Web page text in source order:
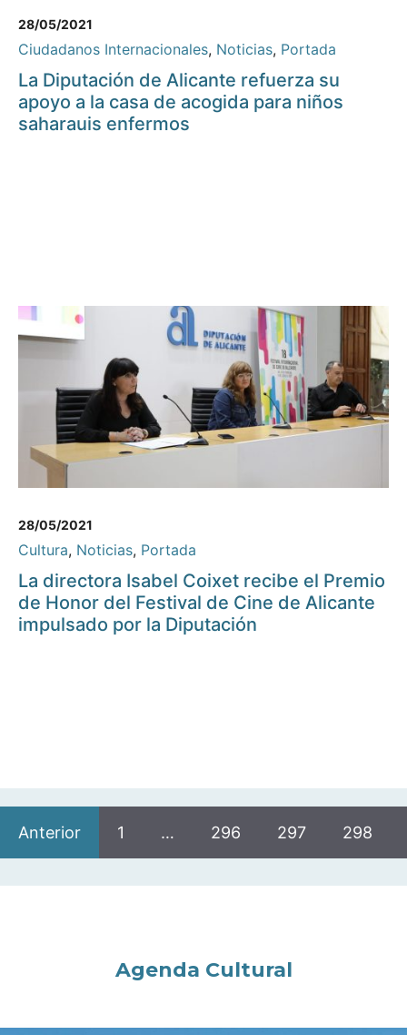
28/05/2021
Ciudadanos Internacionales, Noticias, Portada
La Diputación de Alicante refuerza su
apoyo a la casa de acogida para niños
saharauis enfermos
28/05/2021
Cultura, Noticias, Portada
La directora Isabel Coixet recibe el Premio
de Honor del Festival de Cine de Alicante
impulsado por la Diputación
Anterior 1 … 296 297 298
Agenda Cultural